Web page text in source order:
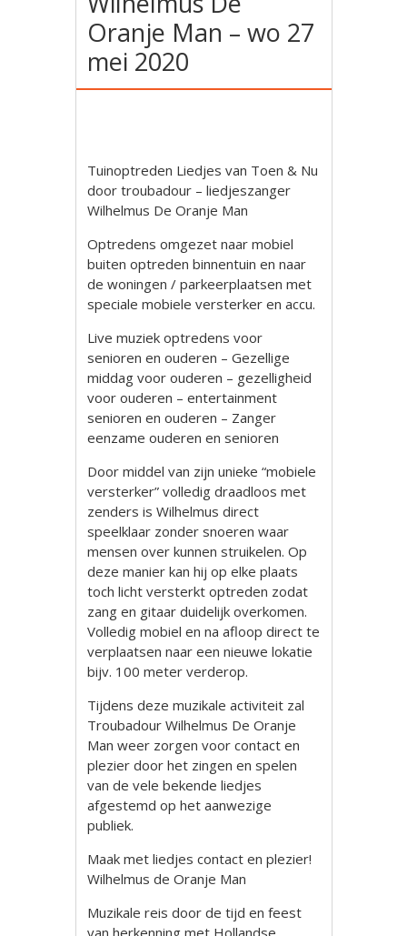
Oranje Man – wo 27
mei 2020
Tuinoptreden Liedjes van Toen & Nu
door troubadour – liedjeszanger
Wilhelmus De Oranje Man
Optredens omgezet naar mobiel
buiten optreden binnentuin en naar
de woningen / parkeerplaatsen met
speciale mobiele versterker en accu.
Live muziek optredens voor
senioren en ouderen – Gezellige
middag voor ouderen – gezelligheid
voor ouderen – entertainment
senioren en ouderen – Zanger
eenzame ouderen en senioren
Door middel van zijn unieke “mobiele
versterker” volledig draadloos met
zenders is Wilhelmus direct
speelklaar zonder snoeren waar
mensen over kunnen struikelen. Op
deze manier kan hij op elke plaats
toch licht versterkt optreden zodat
zang en gitaar duidelijk overkomen.
Volledig mobiel en na afloop direct te
verplaatsen naar een nieuwe lokatie
bijv. 100 meter verderop.
Tijdens deze muzikale activiteit zal
Troubadour Wilhelmus De Oranje
Man weer zorgen voor contact en
plezier door het zingen en spelen
van de vele bekende liedjes
afgestemd op het aanwezige
publiek.
Maak met liedjes contact en plezier!
Wilhelmus de Oranje Man
Muzikale reis door de tijd en feest
van herkenning met Hollandse